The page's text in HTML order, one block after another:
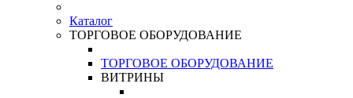
Каталог
ТОРГОВОЕ ОБОРУДОВАНИЕ
ТОРГОВОЕ ОБОРУДОВАНИЕ
ВИТРИНЫ